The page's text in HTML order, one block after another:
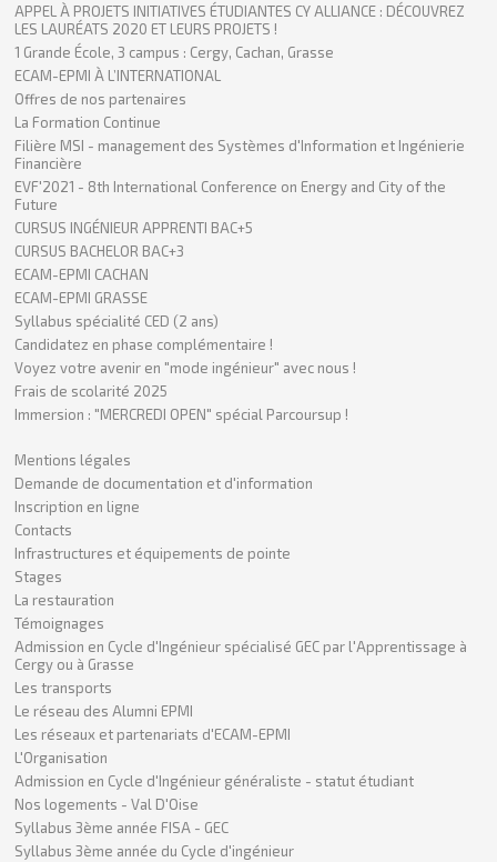
APPEL À PROJETS INITIATIVES ÉTUDIANTES CY ALLIANCE : DÉCOUVREZ
LES LAURÉATS 2020 ET LEURS PROJETS !
1 Grande École, 3 campus : Cergy, Cachan, Grasse
ECAM-EPMI À L’INTERNATIONAL
Offres de nos partenaires
La Formation Continue
Filière MSI - management des Systèmes d'Information et Ingénierie
Financière
EVF'2021 - 8th International Conference on Energy and City of the
Future
CURSUS INGÉNIEUR APPRENTI BAC+5
CURSUS BACHELOR BAC+3
ECAM-EPMI CACHAN
ECAM-EPMI GRASSE
Syllabus spécialité CED (2 ans)
Candidatez en phase complémentaire !
Voyez votre avenir en "mode ingénieur" avec nous !
Frais de scolarité 2025
Immersion : "MERCREDI OPEN" spécial Parcoursup !
Mentions légales
Demande de documentation et d'information
Inscription en ligne
Contacts
Infrastructures et équipements de pointe
Stages
La restauration
Témoignages
Admission en Cycle d'Ingénieur spécialisé GEC par l'Apprentissage à
Cergy ou à Grasse
Les transports
Le réseau des Alumni EPMI
Les réseaux et partenariats d'ECAM-EPMI
L'Organisation
Admission en Cycle d'Ingénieur généraliste - statut étudiant
Nos logements - Val D'Oise
Syllabus 3ème année FISA - GEC
Syllabus 3ème année du Cycle d'ingénieur